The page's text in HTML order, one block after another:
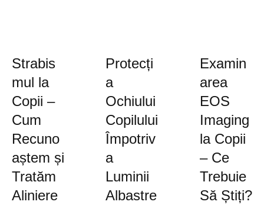
Strabis
mul la
Copii –
Cum
Recuno
aștem și
Tratăm
Aliniere
Protecți
a
Ochiului
Copilului
Împotriv
a
Luminii
Albastre
Examin
area
EOS
Imaging
la Copii
– Ce
Trebuie
Să Știți?